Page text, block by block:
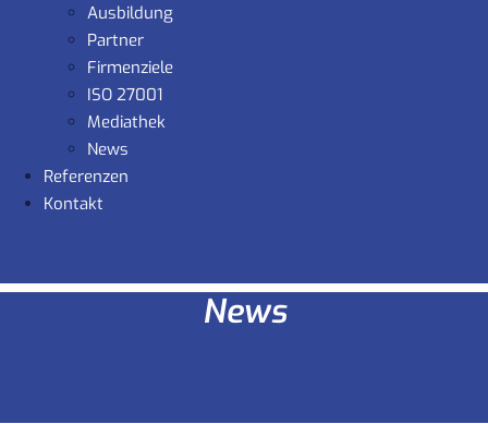
Ausbildung
Partner
Firmenziele
ISO 27001
Mediathek
News
Referenzen
Kontakt
News